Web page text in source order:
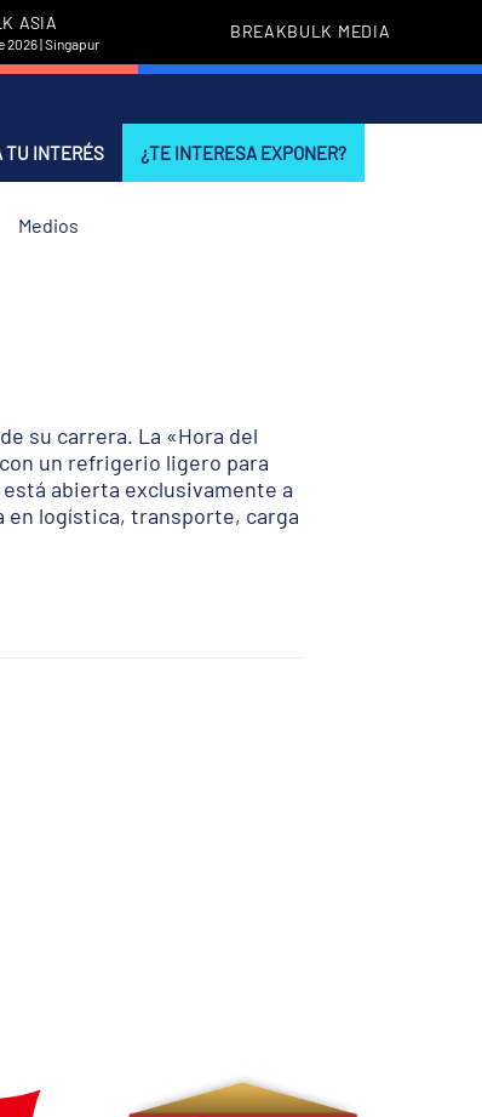
ASIA
2026 | Singapur
BREAKBULK MEDIA
TU INTERÉS ¿TE INTERESA EXPONER?
Medios
su carrera. La «Hora del
un refrigerio ligero para
abierta exclusivamente a
en logística, transporte, carga